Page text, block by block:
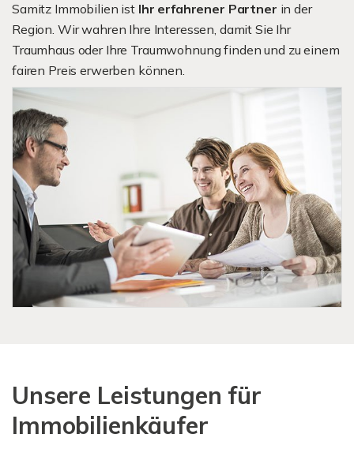
Samitz Immobilien ist Ihr erfahrener Partner in der
Region. Wir wahren Ihre Interessen, damit Sie Ihr
Traumhaus oder Ihre Traumwohnung finden und zu einem
fairen Preis erwerben können.
Unsere Leistungen für
Immobilienkäufer